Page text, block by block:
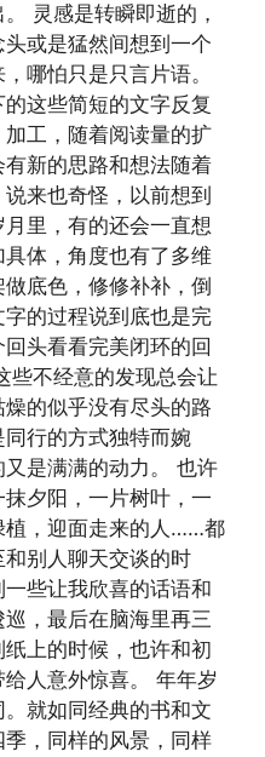
灵感是转瞬即逝的，
或是猛然间想到一个
哪怕只是只言片语。
这些简短的文字反复
工，随着阅读量的扩
新的思路和想法随着
来也奇怪，以前想到
里，有的还会一直想
体，角度也有了多维
底色，修修补补，倒
的过程说到底也是完
头看看完美闭环的回
些不经意的发现总会让
的似乎没有尽头的路
行的方式独特而婉
是满满的动力。 也许
夕阳，一片树叶，一
植，迎面走来的人……都
别人聊天交谈的时
些让我欣喜的话语和
，最后在脑海里再三
上的时候，也许和初
人意外惊喜。 年年岁
就如同经典的书和文
，同样的风景，同样